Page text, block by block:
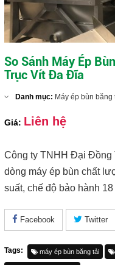
So Sánh Máy Ép
Trục Vít Đa Đĩa
Danh mục: Máy ép bùn
Giá: Liên hệ
Công ty TNHH Đại Đồng
dòng máy ép bùn chất
suất, chế độ bảo hành 18
Facebook Twitter
Tags: máy ép bùn băng tải